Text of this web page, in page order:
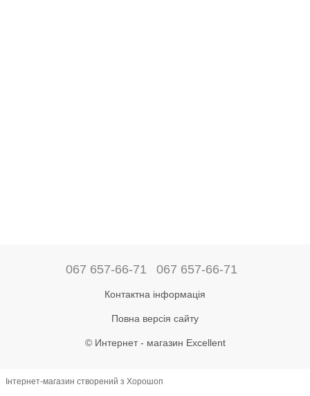
067 657-66-71 067 657-66-71
Контактна інформація
Повна версія сайту
© Интернет - магазин Excellent
Інтернет-магазин створений з Хорошоп